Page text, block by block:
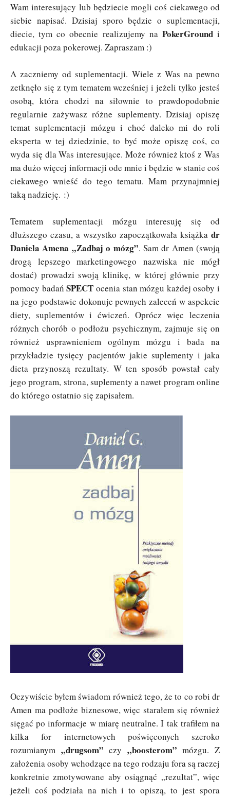
Wam interesujący lub będziecie mogli coś ciekawego od
siebie napisać. Dzisiaj sporo będzie o suplementacji,
diecie, tym co obecnie realizujemy na PokerGroundi
edukacji poza pokerowej. Zapraszam :)
A zaczniemy od suplementacji. Wiele z Was na pewno
zetknęło się z tym tematem wcześniej i jeżeli tylko jesteś
osobą, która chodzi na siłownie to prawdopodobnie
regularnie zażywasz różne suplementy. Dzisiaj opiszę
temat suplementacji mózgu i choć daleko mi do roli
eksperta w tej dziedzinie, to być może opiszę coś, co
wyda się dla Was interesujące. Może również ktoś z Was
ma dużo więcej informacji ode mnie i będzie w stanie coś
ciekawego wnieść do tego tematu. Mam przynajmniej
taką nadzieję. :)
Tematem suplementacji mózgu interesuję się od
dłuższego czasu, a wszystko zapoczątkowała książka dr
Daniela Amena „Zadbaj o mózg”. Sam dr Amen (swoją
drogą lepszego marketingowego nazwiska nie mógł
dostać) prowadzi swoją klinikę, w której głównie przy
pomocy badańSPECT ocenia stan mózgu każdej osoby i
na jego podstawie dokonuje pewnych zaleceń w aspekcie
diety, suplementów i ćwiczeń. Oprócz więc leczenia
różnych chorób o podłożu psychicznym, zajmuje się on
również usprawnieniem ogólnym mózgu i bada na
przykładzie tysięcy pacjentów jakie suplementy i jaka
dieta przynoszą rezultaty. W ten sposób powstał cały
jego program, strona, suplementy a nawet program online
do którego ostatnio się zapisałem.
Oczywiście byłem świadom również tego, że to co robi dr
Amen ma podłoże biznesowe, więc starałem się również
sięgać po informacje w miarę neutralne. I tak trafiłem na
kilka for internetowych poświęconych szeroko
rozumianym „drugsom” czy „boosterom” mózgu. Z
założenia osoby wchodzące na tego rodzaju fora są raczej
konkretnie zmotywowane aby osiągnąć „rezultat”, więc
jeżeli coś podziała na nich i to opiszą, to jest spora